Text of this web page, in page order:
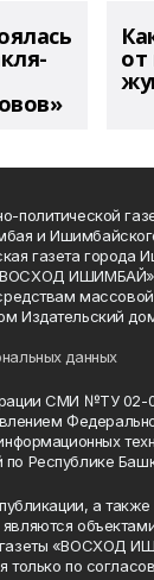
от
политической
и
газета города
ИШИМБАЙ»
Издательский
данных
СМИ №ТУ 02-
Республике
а
газеты «ВОСХОД
только по